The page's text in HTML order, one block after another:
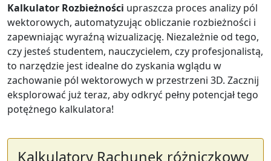
Kalkulator Rozbieżności upraszcza proces analizy pól
wektorowych, automatyzując obliczanie rozbieżności i
zapewniając wyraźną wizualizację. Niezależnie od tego,
czy jesteś studentem, nauczycielem, czy profesjonalistą,
to narzędzie jest idealne do zyskania wglądu w
zachowanie pól wektorowych w przestrzeni 3D. Zacznij
eksplorować już teraz, aby odkryć pełny potencjał tego
potężnego kalkulatora!
Kalkulatory Rachunek różniczkowy